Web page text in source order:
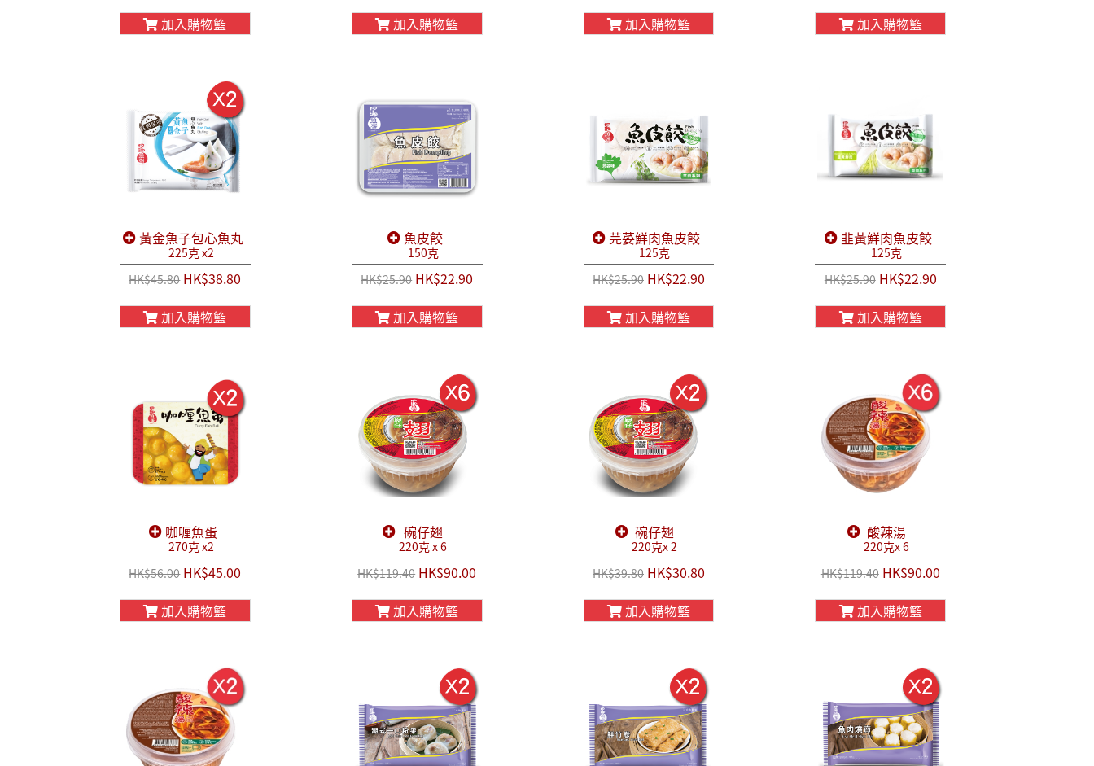
加入購物籃
加入購物籃
加入購物籃
加入購物籃
黃金魚子包心魚丸
225克 x2
HK$45.80HK$38.80
加入購物籃
魚皮餃
150克
HK$25.90 HK$22.90
加入購物籃
芫荽鮮肉魚皮餃
125克
HK$25.90HK$22.90
加入購物籃
韭黃鮮肉魚皮餃
125克
HK$25.90HK$22.90
加入購物籃
咖喱魚蛋
270克 x2
HK$56.00HK$45.00
加入購物籃
碗仔翅
220克 x 6
HK$119.40 HK$90.00
加入購物籃
碗仔翅
220克x 2
HK$39.80HK$30.80
加入購物籃
酸辣湯
220克x 6
HK$119.40HK$90.00
加入購物籃